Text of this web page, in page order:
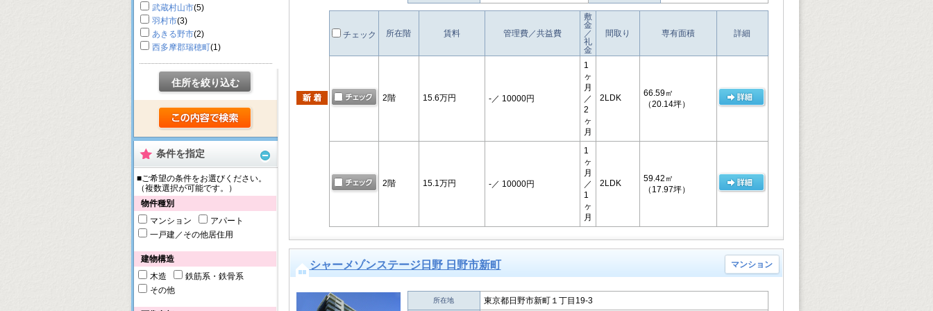
武蔵村山市(5)
羽村市(3)
あきる野市(2)
西多摩郡瑞穂町(1)
住所を絞り込む
条件を指定
■ご希望の条件をお選びください。
（複数選択が可能です。）
物件種別
マンション
アパート
一戸建／その他居住用
建物構造
木造
鉄筋系・鉄骨系
その他
チェック 所在階 賃料 管理費／共益費
敷
金
／
礼
金
間取り 専有面積 詳細
2階 15.6万円 -／ 10000円
1
ヶ
月
／
2
ヶ
月
2LDK
66.59㎡
（20.14坪）
2階 15.1万円 -／ 10000円
1
ヶ
月
／
1
ヶ
月
2LDK
59.42㎡
（17.97坪）
シャーメゾンステージ日野 日野市新町 マンション
所在地 東京都日野市新町１丁目19-3